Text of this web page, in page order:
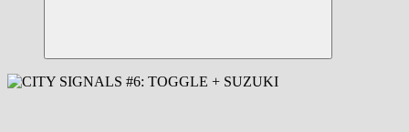
Suchen